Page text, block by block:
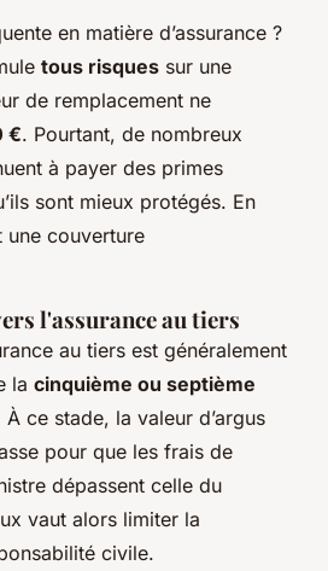
en matière d’assurance ?
tous risques sur une
de remplacement ne
€. Pourtant, de nombreux
à payer des primes
sont mieux protégés. En
une couverture
l'assurance au tiers
au tiers est généralement
la cinquième ou septième
ce stade, la valeur d’argus
pour que les frais de
dépassent celle du
vaut alors limiter la
civile.